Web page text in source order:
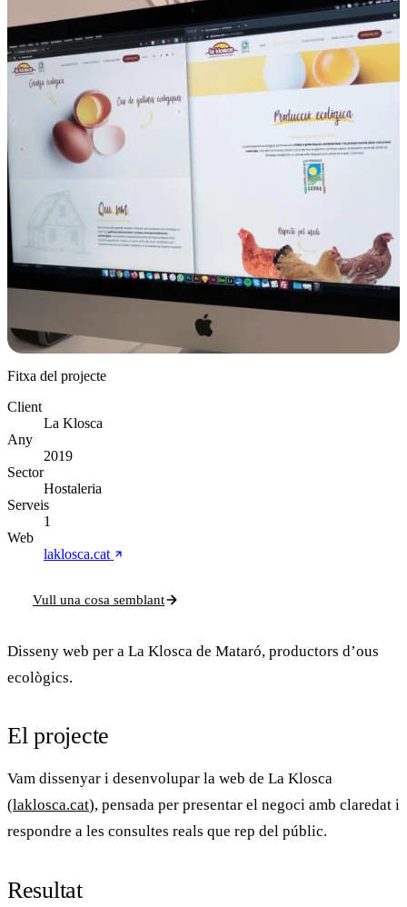
Fitxa del projecte
Client
La Klosca
Any
2019
Sector
Hostaleria
Serveis
1
Web
laklosca.cat
Vull una cosa semblant
Disseny web per a La Klosca de Mataró, productors d’ous
ecològics.
El projecte
Vam dissenyar i desenvolupar la web de La Klosca
(laklosca.cat), pensada per presentar el negoci amb claredat i
respondre a les consultes reals que rep del públic.
Resultat